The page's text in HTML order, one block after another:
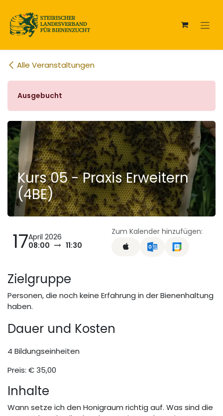
Alle Veranstaltungen
Ausgebucht
Kurs 05 - Praxis Erweitern
(4BE)
17April 2026
08:00
11:30
Zum Kalender hinzufügen:
Zielgruppe
Personen, die noch keine Erfahrung in der Bienenhaltung
haben.
Da​uer und Kosten
4 Bildungseinheiten
Preis: € 35,00
Inhalte
Wann setze ich den Honigraum richtig auf. Was sind die